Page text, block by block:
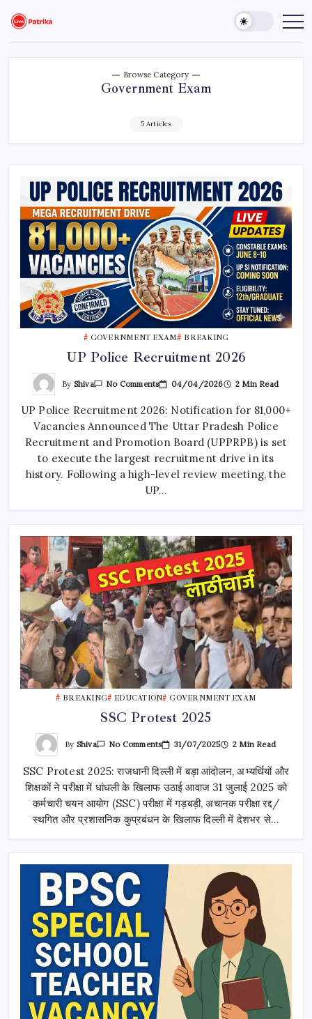
content
Live
Patrika
Breaking
Latest
Browse Category
Government Exam
5 Articles
GOVERNMENT EXAM BREAKING
UP Police Recruitment 2026
By Shiva No CommentsOn
Recruitment
04/04/2026 2 Min Read
UP Police Recruitment 2026: Notification for 81,000+
Vacancies Announced The Uttar Pradesh Police
Recruitment and Promotion Board (UPPRPB) is set
to execute the largest recruitment drive in its
history. Following a high-level review meeting, the
UP…
BREAKING EDUCATION GOVERNMENT EXAM
SSC Protest 2025
By Shiva No CommentsOn
2025
31/07/2025 2 Min Read
SSC Protest 2025: राजधानी दिल्ली में बड़ा आंदोलन, अभ्यर्थियों और
शिक्षकों ने परीक्षा में धांधली के खिलाफ उठाई आवाज 31 जुलाई 2025 को
कर्मचारी चयन आयोग (SSC) परीक्षा में गड़बड़ी, अचानक परीक्षा रद्द/
स्थगित और प्रशासनिक कुप्रबंधन के खिलाफ दिल्ली में देशभर से…